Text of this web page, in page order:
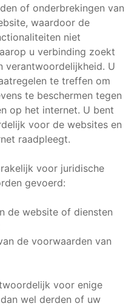
of onderbrekingen van
waardoor de
niet
u verbinding zoekt
verantwoordelijkheid. U
te treffen om
te beschermen tegen
op het internet. U bent
voor de websites en
raadpleegt.
voor juridische
gevoerd:
de website of diensten
de voorwaarden van
voor enige
wel derden of uw